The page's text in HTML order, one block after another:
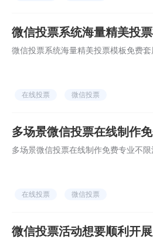
微信投票系统海量精美投
微信投票系统海量精美投票模板免费
在线投票 微信投票
多场景微信投票在线制作
多场景微信投票在线制作免费专业不
在线投票 微信投票
微信投票活动想要顺利开